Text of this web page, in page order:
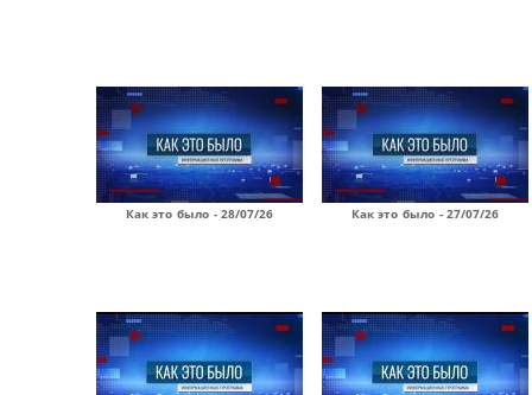
Как это было - 28/07/26 Как это было - 27/07/26